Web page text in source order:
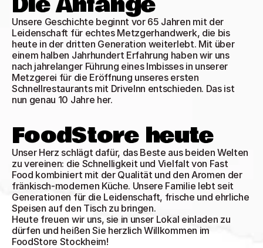
Unsere Geschichte beginnt vor 65 Jahren mit der
Leidenschaft für echtes Metzgerhandwerk, die bis
heute in der dritten Generation weiterlebt. Mit über
einem halben Jahrhundert Erfahrung haben wir uns
nach jahrelanger Führung eines Imbisses in unserer
Metzgerei für die Eröffnung unseres ersten
Schnellrestaurants mit DriveInn entschieden. Das ist
nun genau 10 Jahre her.
FoodStore heute
Unser Herz schlägt dafür, das Beste aus beiden Welten
zu vereinen: die Schnelligkeit und Vielfalt von Fast
Food kombiniert mit der Qualität und den Aromen der
fränkisch-modernen Küche. Unsere Familie lebt seit
Generationen für die Leidenschaft, frische und ehrliche
Speisen auf den Tisch zu bringen.
Heute freuen wir uns, sie in unser Lokal einladen zu
dürfen und heißen Sie herzlich Willkommen im
FoodStore Stockheim!